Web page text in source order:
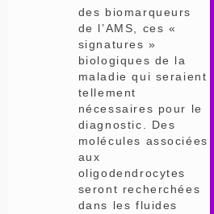
des biomarqueurs
de l’AMS, ces «
signatures »
biologiques de la
maladie qui seraient
tellement
nécessaires pour le
diagnostic. Des
molécules associées
aux
oligodendrocytes
seront recherchées
dans les fluides